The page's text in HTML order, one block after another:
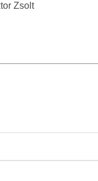
Zsolt